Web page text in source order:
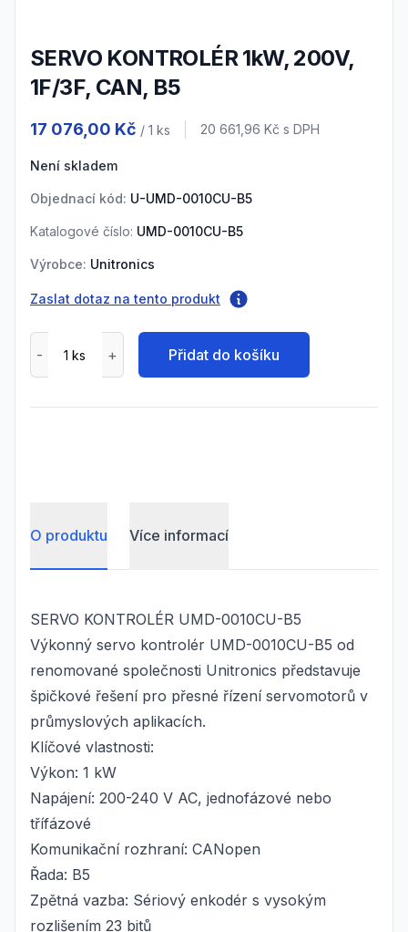
SERVO KONTROLÉR 1kW, 200V,
1F/3F, CAN, B5
17 076,00 Kč / 1 ks Cena s DPH
20 661,96 Kč s DPH
Není skladem
Objednací kód: U-UMD-0010CU-B5
Katalogové číslo: UMD-0010CU-B5
Výrobce: Unitronics
Zaslat dotaz na tento produkt
Přidat do košíku
O produktu Více informací
SERVO KONTROLÉR UMD-0010CU-B5
Výkonný servo kontrolér UMD-0010CU-B5 od
renomované společnosti Unitronics představuje
špičkové řešení pro přesné řízení servomotorů v
průmyslových aplikacích.
Klíčové vlastnosti:
Výkon: 1 kW
Napájení: 200-240 V AC, jednofázové nebo
třífázové
Komunikační rozhraní: CANopen
Řada: B5
Zpětná vazba: Sériový enkodér s vysokým
rozlišením 23 bitů